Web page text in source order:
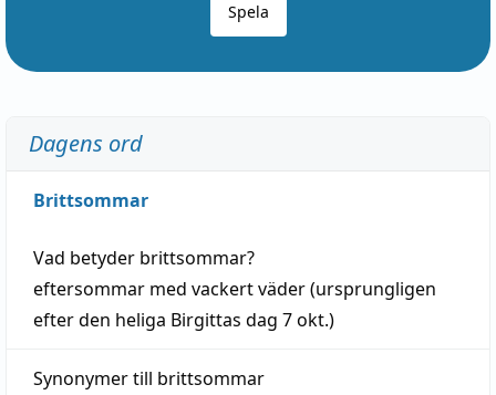
Spela
Dagens ord
Brittsommar
Vad betyder brittsommar?
eftersommar med vackertväder(ursprungligen
efter den heliga Birgittas dag 7 okt.)
Synonymer till brittsommar